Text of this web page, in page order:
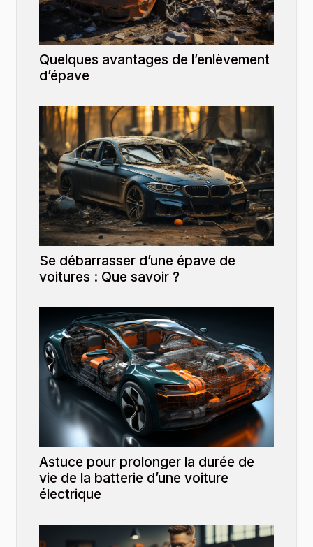
Quelques avantages de l’enlèvement
d’épave
Se débarrasser d’une épave de
voitures : Que savoir ?
Astuce pour prolonger la durée de
vie de la batterie d’une voiture
électrique